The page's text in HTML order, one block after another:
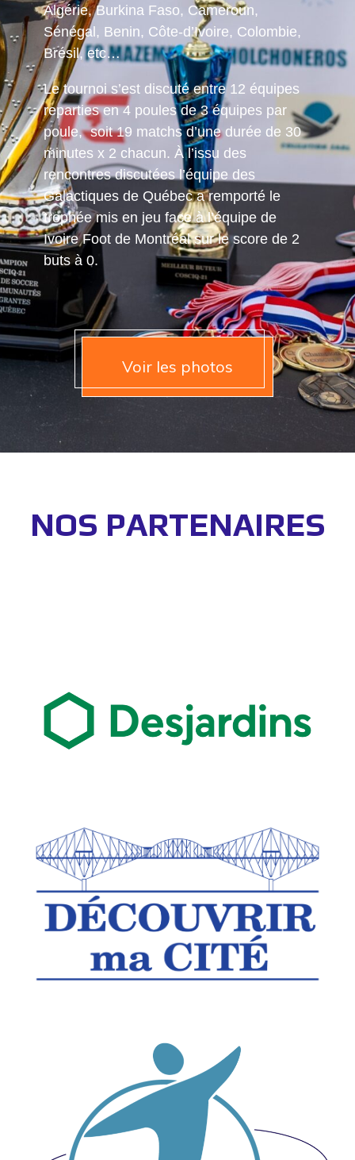
Algérie, Burkina Faso, Cameroun,
Sénégal, Benin, Côte-d’Ivoire, Colombie,
Brésil, etc…
Le tournoi s’est discuté entre 12 équipes
reparties en 4 poules de 3 équipes par
poule, soit 19 matchs d’une durée de 30
minutes x 2 chacun. À l’issu des
rencontres discutées l’équipe des
Galactiques de Québec a remporté le
trophée mis en jeu face à l’équipe de
Ivoire Foot de Montréal sur le score de 2
buts à 0.
Voir les photos
NOS PARTENAIRES